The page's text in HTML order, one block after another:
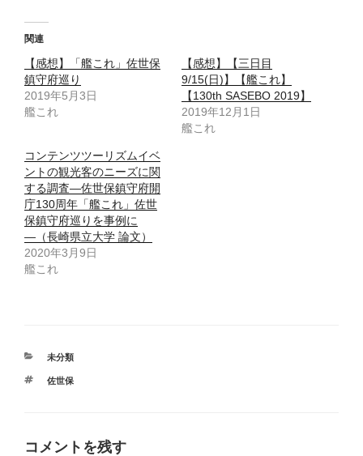
関連
【感想】「艦これ」佐世保
鎮守府巡り
2019年5月3日
艦これ
【感想】【三日目
9/15(日)】【艦これ】
【130th SASEBO 2019】
2019年12月1日
艦これ
コンテンツツーリズムイベ
ントの観光客のニーズに関
する調査―佐世保鎮守府開
庁130周年「艦これ」佐世
保鎮守府巡りを事例に
―（長崎県立大学 論文）
2020年3月9日
艦これ
カ
ゴ
未分類
タ
佐世保
コメントを残す